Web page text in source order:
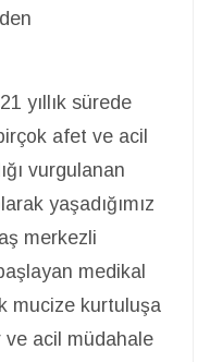
yıllık sürede
afet ve acil
vurgulanan
yaşadığımız
merkezli
medikal
mucize kurtuluşa
ve acil müdahale